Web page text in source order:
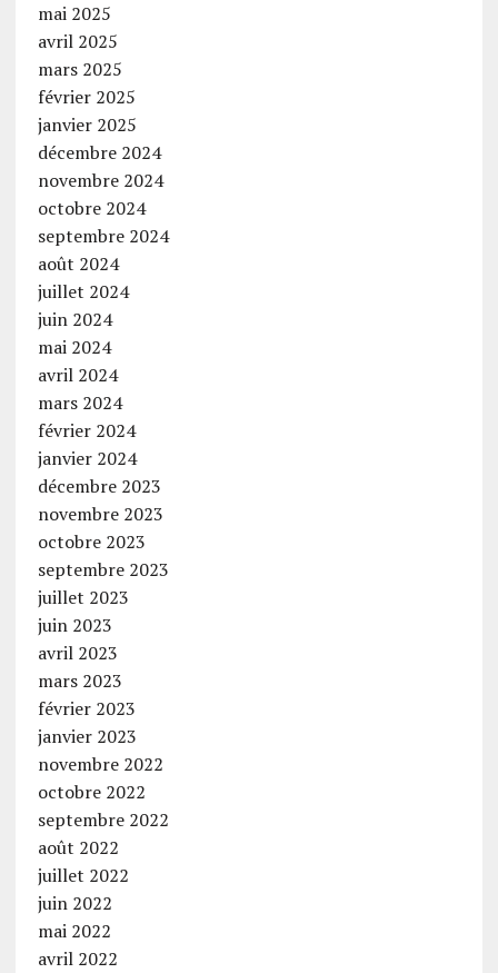
mai 2025
avril 2025
mars 2025
février 2025
janvier 2025
décembre 2024
novembre 2024
octobre 2024
septembre 2024
août 2024
juillet 2024
juin 2024
mai 2024
avril 2024
mars 2024
février 2024
janvier 2024
décembre 2023
novembre 2023
octobre 2023
septembre 2023
juillet 2023
juin 2023
avril 2023
mars 2023
février 2023
janvier 2023
novembre 2022
octobre 2022
septembre 2022
août 2022
juillet 2022
juin 2022
mai 2022
avril 2022